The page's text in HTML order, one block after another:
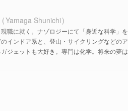
Yamaga Shunichi
職に就く。ナゾロジーにて「身近な科学」
インドア系と、登山・サイクリングなどの
ジェットも大好き。専門は化学。将来の